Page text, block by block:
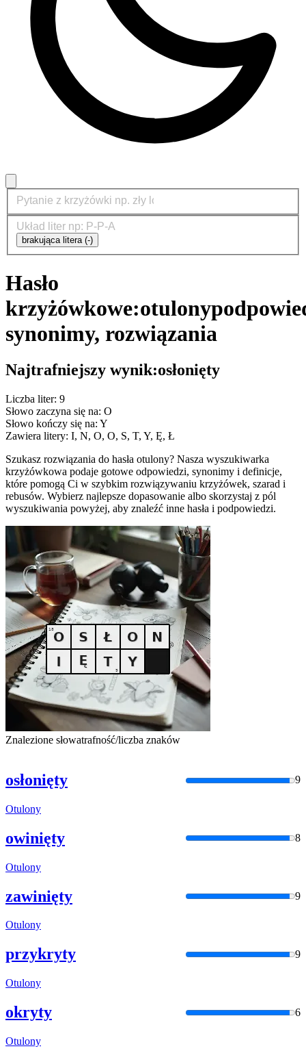
brakująca litera (-)
Hasło
krzyżówkowe:otulony
synonimy, rozwiązania
Najtrafniejszy wynik:osłonięty
Liczba liter: 9
Słowo zaczyna się na: O
Słowo kończy się na: Y
Zawiera litery: I, N, O, O, S, T, Y, Ę, Ł
Szukasz rozwiązania do hasła otulony? Nasza wyszukiwarka
krzyżówkowa podaje gotowe odpowiedzi, synonimy i definicje,
które pomogą Ci w szybkim rozwiązywaniu krzyżówek, szarad i
rebusów. Wybierz najlepsze dopasowanie albo skorzystaj z pól
wyszukiwania powyżej, aby znaleźć inne hasła i podpowiedzi.
Znalezione słowatrafność/liczba znaków
osłonięty 9
Otulony
owinięty 8
Otulony
zawinięty 9
Otulony
przykryty 9
Otulony
okryty 6
Otulony